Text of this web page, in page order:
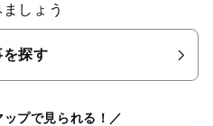
しょう
を探す
プで見られる！